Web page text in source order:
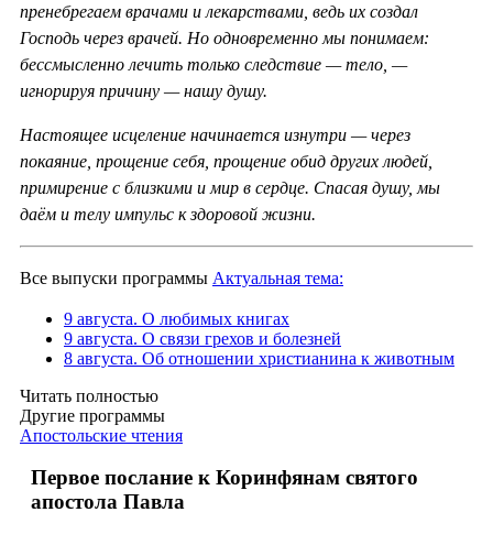
пренебрегаем врачами и лекарствами, ведь их создал
Господь через врачей. Но одновременно мы понимаем:
бессмысленно лечить только следствие — тело, —
игнорируя причину — нашу душу.
Настоящее исцеление начинается изнутри — через
покаяние, прощение себя, прощение обид других людей,
примирение с близкими и мир в сердце. Спасая душу, мы
даём и телу импульс к здоровой жизни.
Все выпуски программы Актуальная тема:
9 августа. О любимых книгах
9 августа. О связи грехов и болезней
8 августа. Об отношении христианина к животным
Читать полностью
Другие программы
Апостольские чтения
Первое послание к Коринфянам святого
апостола Павла